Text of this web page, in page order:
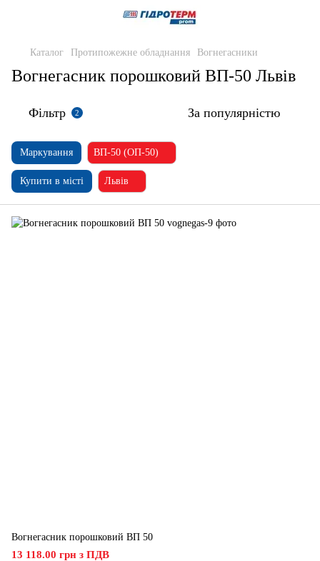
Каталог Протипожежне обладнання Вогнегасники
Вогнегасник порошковий ВП-50 Львів
Фільтр 2 За популярністю
Маркування ВП-50 (ОП-50)
Купити в місті Львів
Вогнегасник порошковий ВП 50
13 118.00 грн з ПДВ